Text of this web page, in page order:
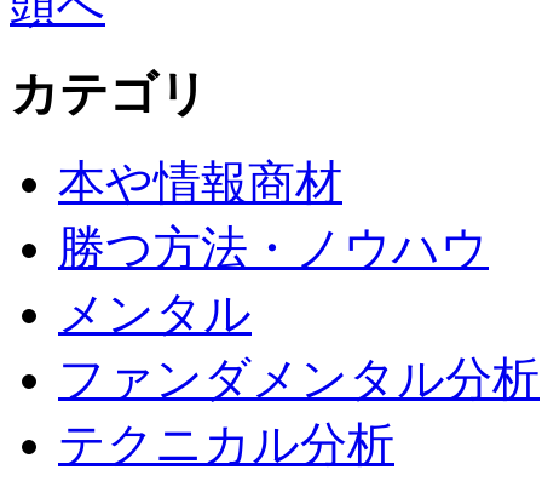
カテゴリ
本や情報商材
勝つ方法・ノウハウ
メンタル
ファンダメンタル分析
テクニカル分析